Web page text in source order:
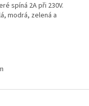
spíná 2A při 230V.
modrá, zelená a